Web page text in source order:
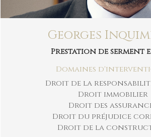
Georges
Prestation de serment
Domaines
Droit de la
Droit immobilier
Droit des
Droit du préjudice
Droit de la